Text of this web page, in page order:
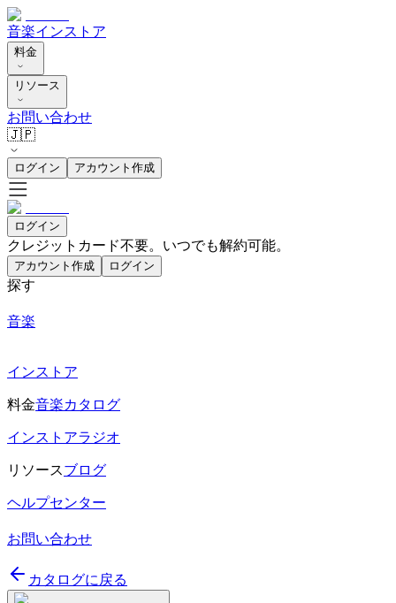
音楽インストア
料金
リソース
お問い合わせ
🇯🇵
ログイン アカウント作成
ログイン
クレジットカード不要。いつでも解約可能。
アカウント作成 ログイン
探す
音楽
インストア
料金音楽カタログ
インストアラジオ
リソースブログ
ヘルプセンター
お問い合わせ
カタログに戻る